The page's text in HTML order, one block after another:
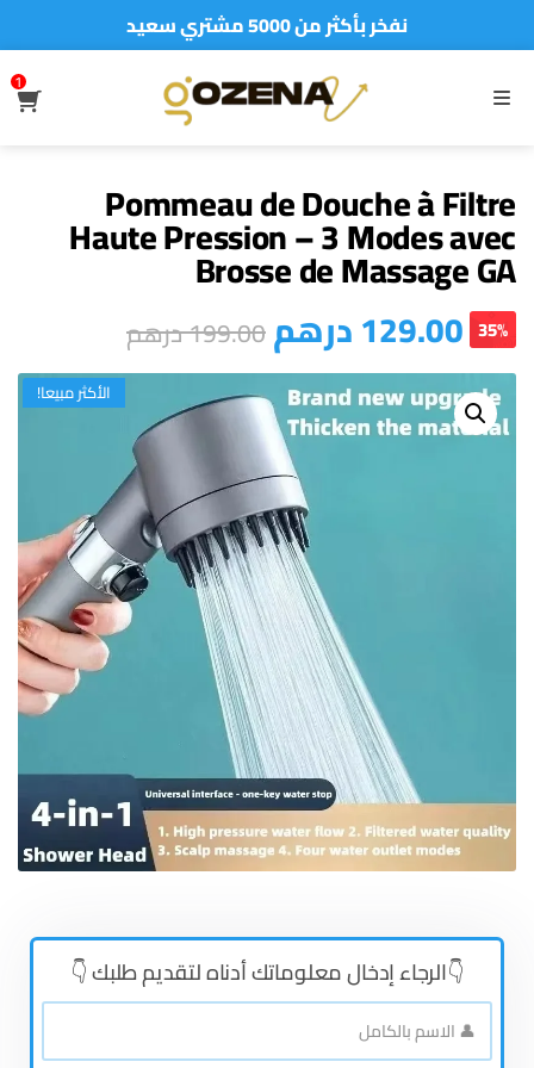
نفخر بأكثر من 5000 مشتري سعيد
MENU
1
Pommeau de Douche à Filtre
Haute Pression – 3 Modes avec
Brosse de Massage GA
129.00درهم199.00درهم 35%
الأكثر مبيعا!
👇الرجاء إدخال معلوماتك أدناه لتقديم طلبك 👇
👤
الاسم